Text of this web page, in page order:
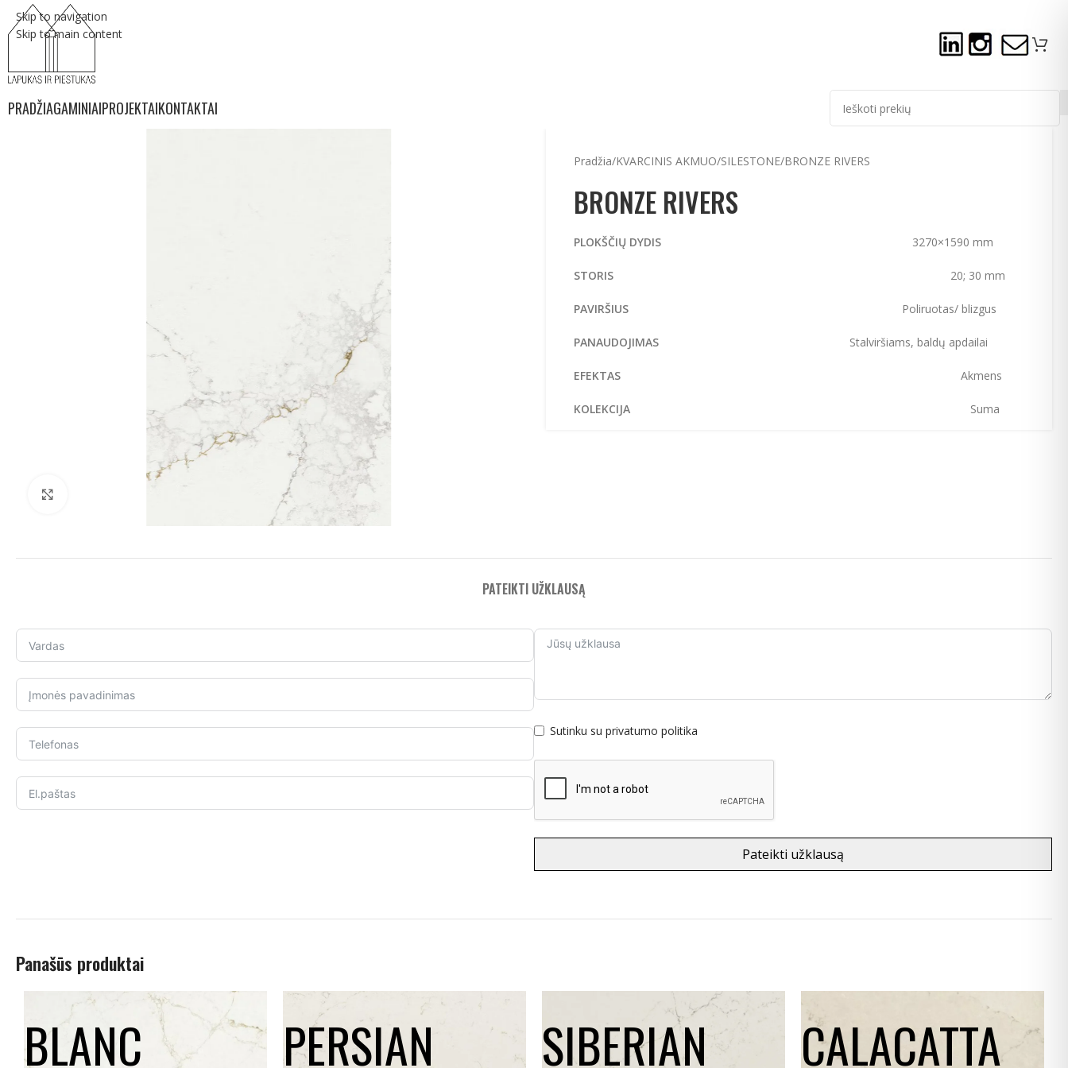
Skip to navigation
Skip to main content
PRADŽIAGAMINIAIPROJEKTAIKONTAKTAI
Pradžia KVARCINIS AKMUO SILESTONE BRONZE RIVERS
BRONZE RIVERS
PLOKŠČIŲ DYDIS 3270×1590 mm
STORIS20; 30 mm
PAVIRŠIUS Poliruotas/ blizgus
PANAUDOJIMAS Stalviršiams, baldų apdailai
EFEKTAS Akmens
KOLEKCIJA Suma
PATEIKTI UŽKLAUSĄ
Sutinku su privatumo politika
Pateikti užklausą
Panašūs produktai
BLANC PERSIAN SIBERIAN CALACATTA